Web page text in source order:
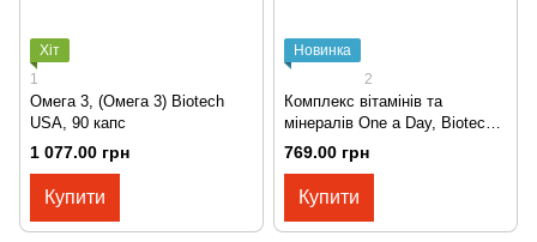
Хіт
1
Омега 3, (Омега 3) Biotech
USA, 90 капс
1 077.00 грн
Купити
Новинка
2
Комплекс вітамінів та
мінералів One a Day, Biotech
USA
769.00 грн
Купити